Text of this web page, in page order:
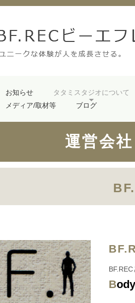
お知らせ タタミスタジオについて
メディア/取材等
ブログ
運営会
Body